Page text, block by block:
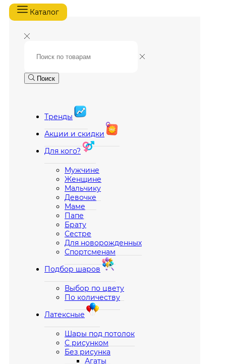
Каталог
Поиск
Тренды
Акции и скидки
Для кого?
Мужчине
Женщине
Мальчику
Девочке
Маме
Папе
Брату
Сестре
Для новорожденных
Спортсменам
Подбор шаров
Выбор по цвету
По количеству
Латексные
Шары под потолок
С рисунком
Без рисунка
Агаты